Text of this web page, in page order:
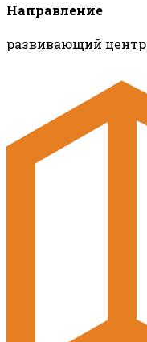
Направление
развивающий центр